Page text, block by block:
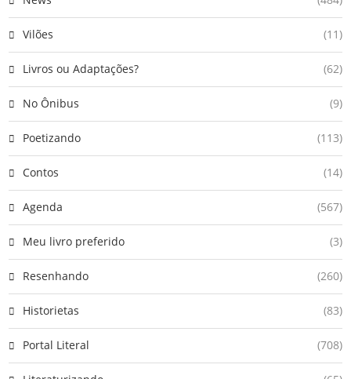
Vilões (11)
Livros ou Adaptações? (62)
No Ônibus (9)
Poetizando (113)
Contos (14)
Agenda (567)
Meu livro preferido (3)
Resenhando (260)
Historietas (83)
Portal Literal (708)